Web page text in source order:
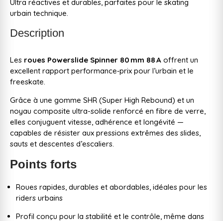
Ultra réactives et durables, parfaites pour le skating
urbain technique.
Description
Les roues Powerslide Spinner 80 mm 88 A offrent un
excellent rapport performance‑prix pour l’urbain et le
freeskate.
Grâce à une gomme SHR (Super High Rebound) et un
noyau composite ultra-solide renforcé en fibre de verre,
elles conjuguent vitesse, adhérence et longévité —
capables de résister aux pressions extrêmes des slides,
sauts et descentes d’escaliers.
Points forts
Roues rapides, durables et abordables, idéales pour les
riders urbains
Profil conçu pour la stabilité et le contrôle, même dans